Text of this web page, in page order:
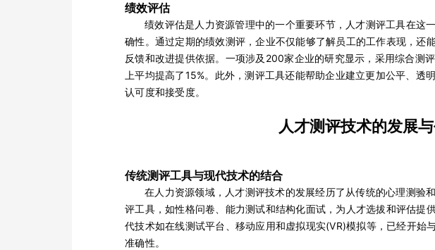
绩效评估
绩效评估是人力资源管理中的一个重要环节，人才测评工具在这
确性。通过定期的绩效测评，企业不仅能够了解员工的工作表现，还
反馈和改进提供依据。一项涉及200家企业的研究显示，采用综合测
上平均提高了15%。此外，测评工具还能帮助企业建立更加公平、透
认可度和接受度。
人才测评技术的发展
传统测评工具与现代技术的结合
在人力资源领域，人才测评技术的发展经历了从传统的心理测验
评工具，如性格问卷、能力测试和结构化面试，为人才选拔和评估提
代技术如在线测试平台、移动应用和虚拟现实(VR)模拟等，已经开始
准确性。